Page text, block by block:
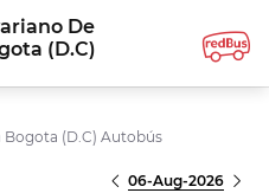
De
(D.C)
Bogota (D.C) Autobús
06-Aug-2026